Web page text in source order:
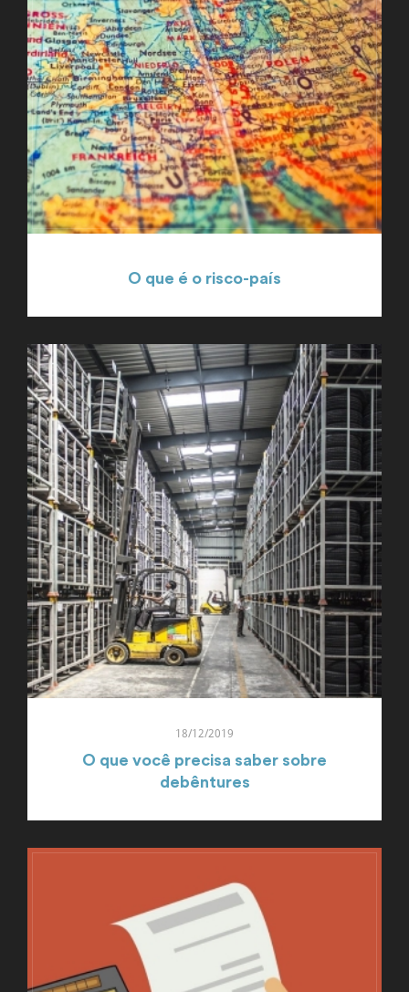
O que é o risco-país
18/12/2019
O que você precisa saber sobre
debêntures